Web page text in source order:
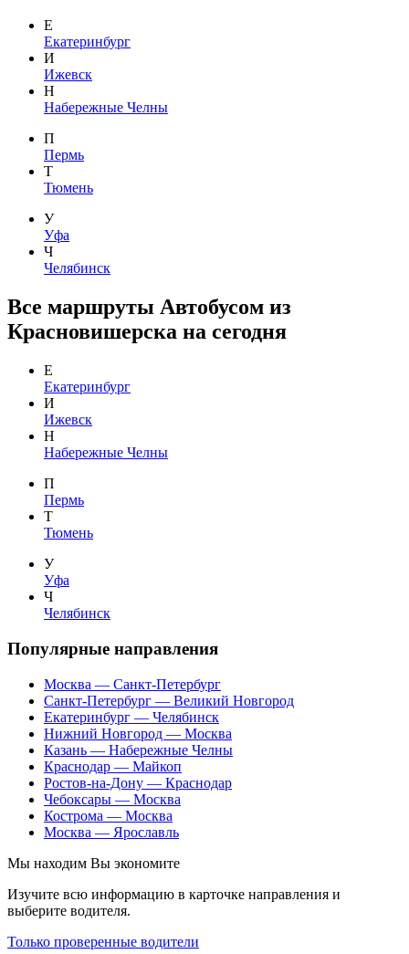
Е
Екатеринбург
И
Ижевск
Н
Набережные Челны
П
Пермь
Т
Тюмень
У
Уфа
Ч
Челябинск
Все маршруты Автобусом из
Красновишерска на сегодня
Е
Екатеринбург
И
Ижевск
Н
Набережные Челны
П
Пермь
Т
Тюмень
У
Уфа
Ч
Челябинск
Популярные направления
Москва — Санкт-Петербург
Санкт-Петербург — Великий Новгород
Екатеринбург — Челябинск
Нижний Новгород — Москва
Казань — Набережные Челны
Краснодар — Майкоп
Ростов-на-Дону — Краснодар
Чебоксары — Москва
Кострома — Москва
Москва — Ярославль
Мы находим Вы экономите
Изучите всю информацию в карточке направления и
выберите водителя.
Только проверенные водители